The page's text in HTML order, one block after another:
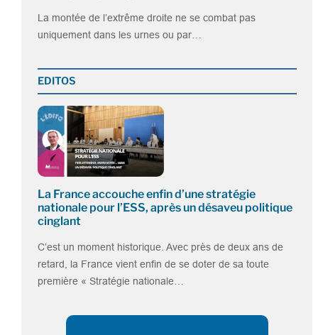
La montée de l’extrême droite ne se combat pas
uniquement dans les urnes ou par…
EDITOS
La France accouche enfin d’une stratégie
nationale pour l’ESS, après un désaveu politique
cinglant
C’est un moment historique. Avec près de deux ans de
retard, la France vient enfin de se doter de sa toute
première « Stratégie nationale…